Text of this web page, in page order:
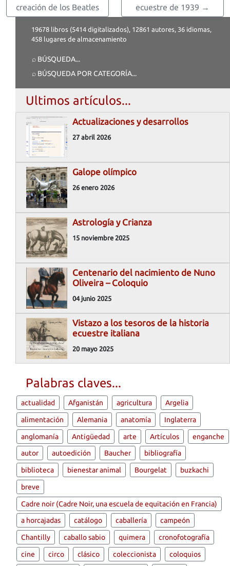
creación de los Beatles ecuestre de 1939 →
19678 libros (5414 digitalizados), 12861 autores, 36 idiomas,
458 lugares de almacenamiento
⌕ BÚSQUEDA...
⌕ BÚSQUEDA POR CATEGORÍA...
Ultimos artículos...
Actualizaciones y desarrollos
27 abril 2026
Galope olímpico
26 enero 2026
Astrología y Crianza
15 noviembre 2025
Centenario del nacimiento de Nuno
Oliveira – Coloquio
04 junio 2025
Vistazo a los tesoros de la historia
ecuestre italiana
20 mayo 2025
Palabras claves...
actualidad Afganistán agricultura Argelia
alimentación Alemania anatomía Inglaterra
anglomanía Antigüedad arte Artículos enganche
autor autoedición Baucher bibliografía
biblioteca bienestar animal Bourgelat buzkachi
breve
Cadre noir (Cadre Noir, una escuela de equitación en Francia)
a horcajadas catálogo caballería campeón
Chantilly caballo sabio quimera cronofotografía
cine circo clásico coleccionista coloquios